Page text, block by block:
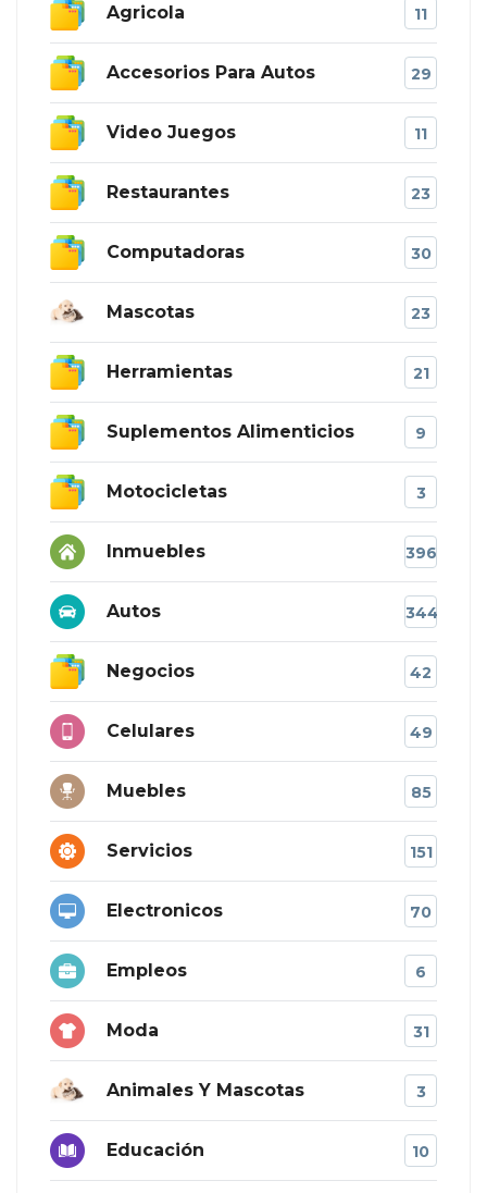
Agricola 11
Accesorios Para Autos 29
Video Juegos 11
Restaurantes 23
Computadoras 30
Mascotas 23
Herramientas 21
Suplementos Alimenticios 9
Motocicletas 3
Inmuebles 396
Autos 344
Negocios 42
Celulares 49
Muebles 85
Servicios 151
Electronicos 70
Empleos 6
Moda 31
Animales Y Mascotas 3
Educación 10